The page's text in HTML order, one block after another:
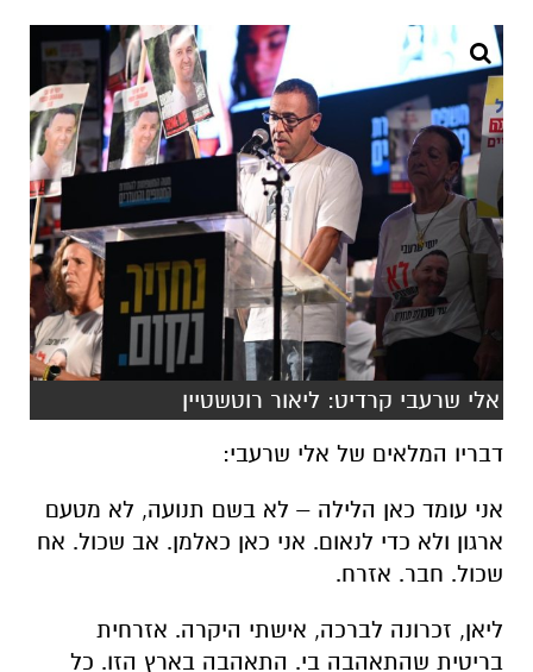
אלי שרעבי קרדיט: ליאור רוטשטיין
דבריו המלאים של אלי שרעבי:
אני עומד כאן הלילה – לא בשם תנועה, לא מטעם
ארגון ולא כדי לנאום. אני כאן כאלמן. אב שכול. אח
שכול. חבר. אזרח.
ליאן, זכרונה לברכה, אישתי היקרה. אזרחית
בריטית שהתאהבה בי. התאהבה בארץ הזו. כל